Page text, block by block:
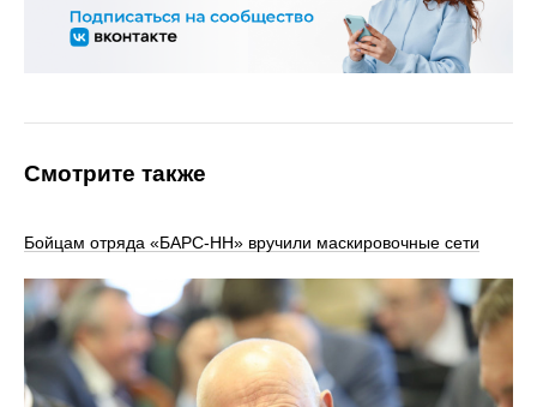
Смотрите также
Бойцам отряда «БАРС-НН» вручили маскировочные сети